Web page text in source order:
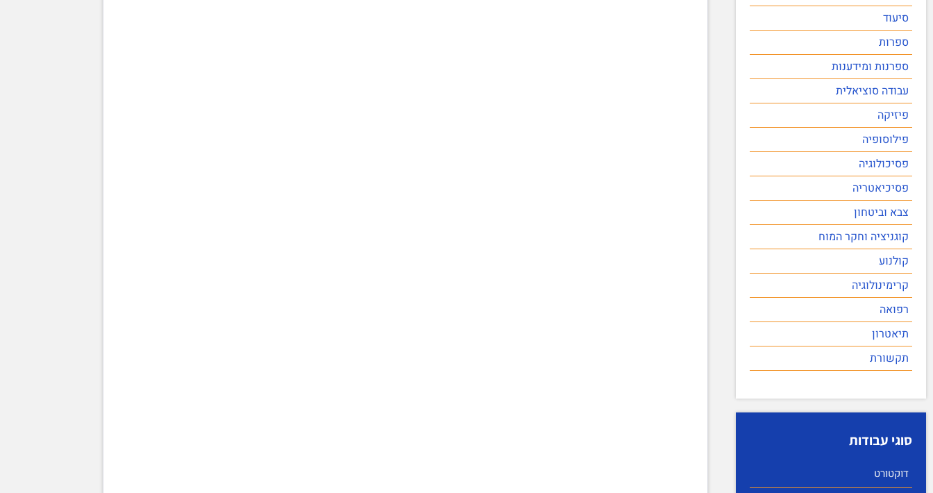
סיעוד
ספרות
ספרנות ומידענות
עבודה סוציאלית
פיזיקה
פילוסופיה
פסיכולוגיה
פסיכיאטריה
צבא וביטחון
קוגניציה וחקר המוח
קולנוע
קרימינולוגיה
רפואה
תיאטרון
תקשורת
סוגי עבודות
דוקטורט